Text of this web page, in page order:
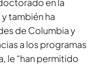
también ha
de Columbia y
a los programas
le “han permitido